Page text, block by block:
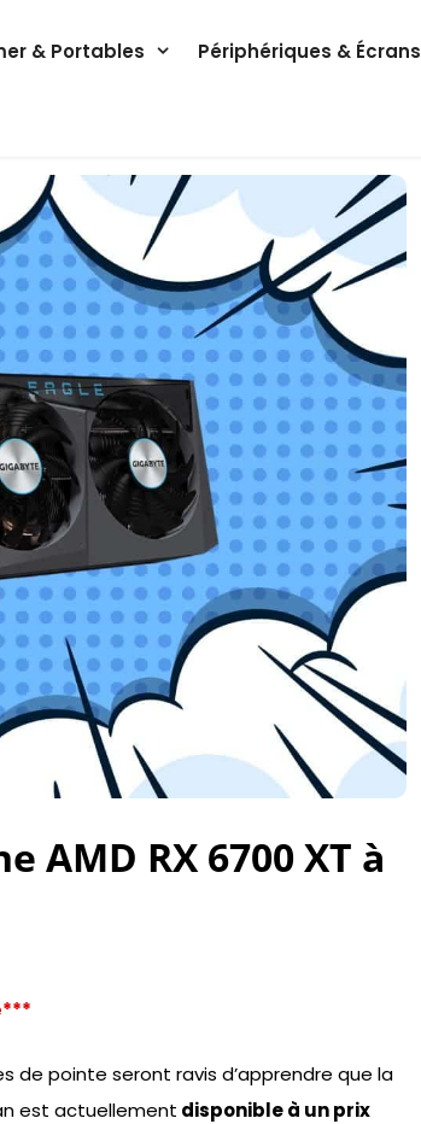
& Portables Périphériques & Écrans
AMD RX 6700 XT à
de pointe seront ravis d’apprendre que la
est actuellement disponible à un prix